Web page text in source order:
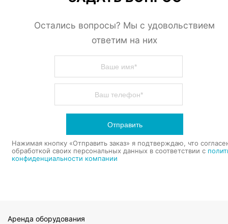
Остались вопросы? Мы с удовольствием
ответим на них
Отправить
Нажимая кнопку «Отправить заказ» я подтверждаю, что
обработкой своих персональных данных в соответствии с
конфиденциальности компании
Аренда оборудования